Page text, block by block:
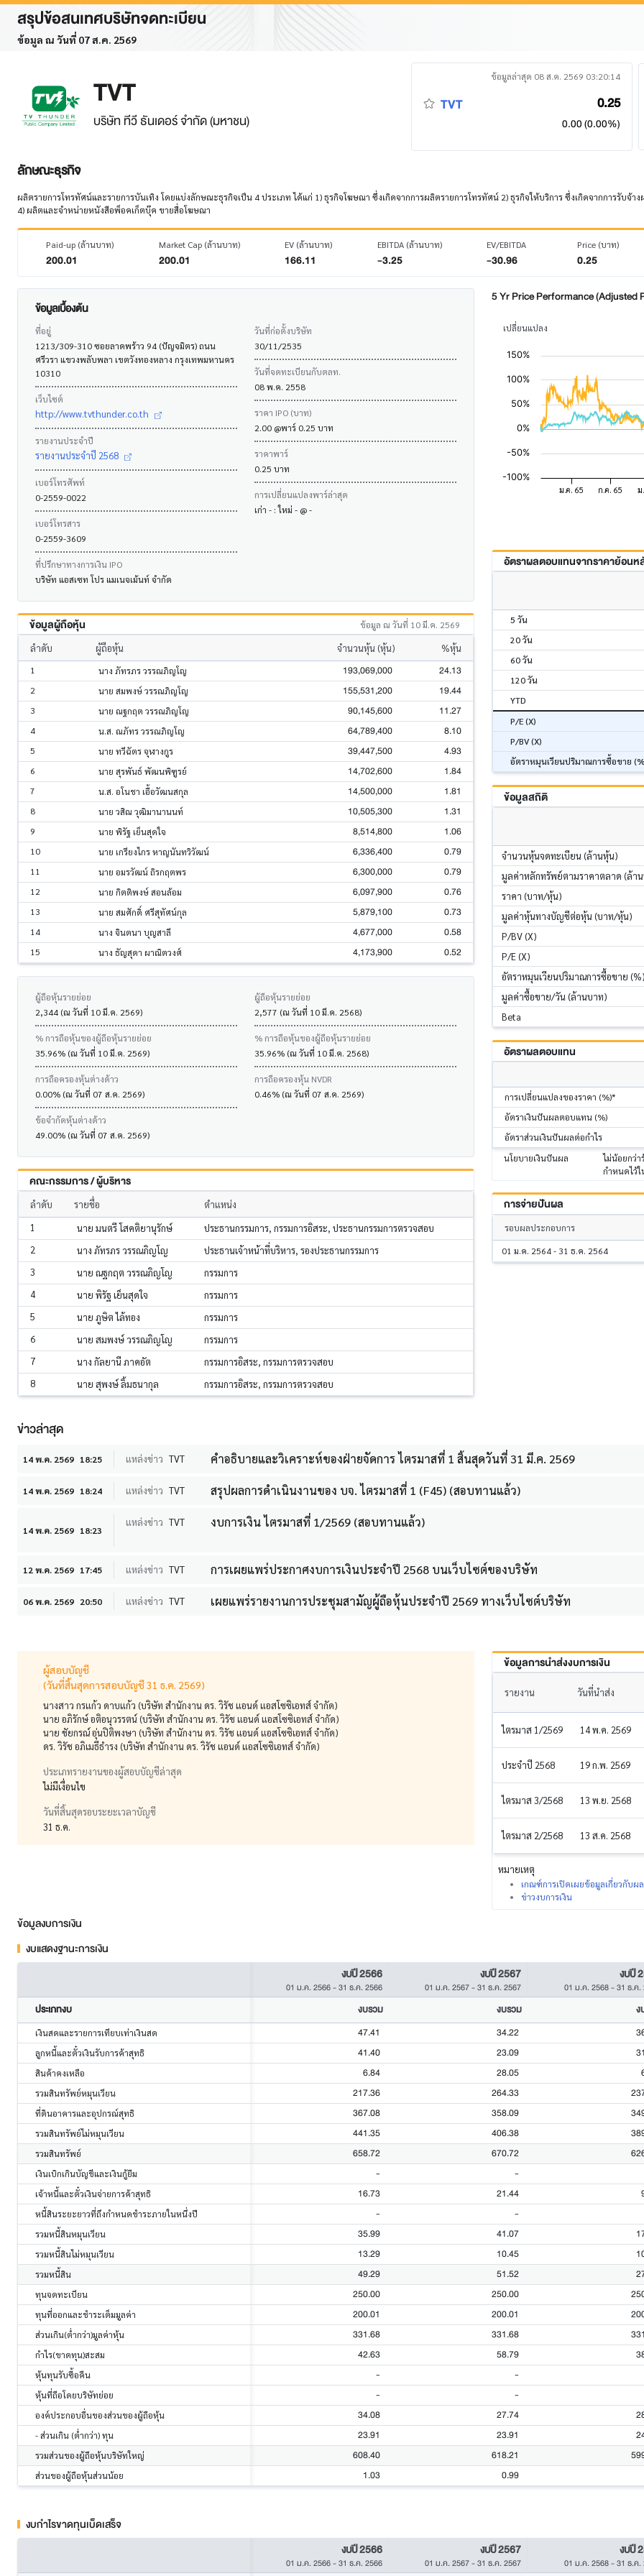
สรุปข้อสนเทศบริษัทจดทะเบียน
ข้อมูล ณ วันที่ 07 ส.ค. 2569
TVT
บริษัท ทีวี ธันเดอร์ จำกัด (มหาชน)
ข้อมูลล่าสุด 08 ส.ค. 2569 03:20:14
TVT 0.25
0.00 (0.00%)
ลักษณะธุรกิจ
ผลิตรายการโทรทัศน์และรายการบันเทิง โดยแบ่งลักษณะธุรกิจเป็น 4 ประเภท ได้แก่ 1) ธุรกิจโฆษณา ซึ่งเกิดจากการผลิตรายการโทรทัศน์ 2) ธุรกิจให้บริการ ซึ่งเกิดจากการรับจ้
4) ผลิตและจำหน่ายหนังสือพ็อคเก็ตบุ๊ค ขายสื่อโฆษณา
Paid-up (ล้านบาท)
200.01
Market Cap (ล้านบาท)
200.01
EV (ล้านบาท)
166.11
EBITDA (ล้านบาท)
-3.25
EV/EBITDA
-30.96
Price (บาท)
0.25
ข้อมูลเบื้องต้น
ที่อยู่
1213/309-310 ซอยลาดพร้าว 94 (ปัญจมิตร) ถนน
ศรีวรา แขวงพลับพลา เขตวังทองหลาง กรุงเทพมหานคร
10310
เว็บไซต์
http://www.tvthunder.co.th
รายงานประจำปี
รายงานประจำปี 2568
เบอร์โทรศัพท์
0-2559-0022
เบอร์โทรสาร
0-2559-3609
ที่ปรึกษาทางการเงิน IPO
บริษัท แอสเซท โปร แมเนจเม้นท์ จำกัด
วันที่ก่อตั้งบริษัท
30/11/2535
วันที่จดทะเบียนกับตลท.
08 พ.ค. 2558
ราคา IPO (บาท)
2.00 @พาร์ 0.25 บาท
ราคาพาร์
0.25 บาท
การเปลี่ยนแปลงพาร์ล่าสุด
เก่า - : ใหม่ - @ -
ข้อมูลผู้ถือหุ้น ข้อมูล ณ วันที่ 10 มี.ค. 2569
ลำดับ ผู้ถือหุ้น จำนวนหุ้น (หุ้น) %หุ้น
1 นาง ภัทรภร วรรณภิญโญ 193,069,000 24.13
2 นาย สมพงษ์ วรรณภิญโญ 155,531,200 19.44
3 นาย ณฐกฤต วรรณภิญโญ 90,145,600 11.27
4 น.ส. ณภัทร วรรณภิญโญ 64,789,400 8.10
5 นาย ทวีฉัตร จุฬางกูร 39,447,500 4.93
6 นาย สุรพันธ์ พัฒนพิฑูรย์ 14,702,600 1.84
7 น.ส. อโนชา เอื้อวัฒนสกุล 14,500,000 1.81
8 นาย วสิณ วุฒิมานานนท์ 10,505,300 1.31
9 นาย พิรัฐ เย็นสุดใจ 8,514,800 1.06
10 นาย เกรียงไกร หาญนันทวิวัฒน์ 6,336,400 0.79
11 นาย อมรวัฒน์ ถิรกฤตพร 6,300,000 0.79
12 นาย กิตติพงษ์ สอนล้อม 6,097,900 0.76
13 นาย สมศักดิ์ ศรีสุทัศน์กุล 5,879,100 0.73
14 นาง จินตนา บุญสาลี 4,677,000 0.58
15 นาง ธัญสุดา ผาณิตวงศ์ 4,173,900 0.52
ผู้ถือหุ้นรายย่อย
2,344 (ณ วันที่ 10 มี.ค. 2569)
% การถือหุ้นของผู้ถือหุ้นรายย่อย
35.96% (ณ วันที่ 10 มี.ค. 2569)
การถือครองหุ้นต่างด้าว
0.00% (ณ วันที่ 07 ส.ค. 2569)
ข้อจำกัดหุ้นต่างด้าว
49.00% (ณ วันที่ 07 ส.ค. 2569)
ผู้ถือหุ้นรายย่อย
2,577 (ณ วันที่ 10 มี.ค. 2568)
% การถือหุ้นของผู้ถือหุ้นรายย่อย
35.96% (ณ วันที่ 10 มี.ค. 2568)
การถือครองหุ้น NVDR
0.46% (ณ วันที่ 07 ส.ค. 2569)
คณะกรรมการ / ผู้บริหาร
ลำดับ รายชื่อ
ตำแหน่ง
1
นาย มนตรี โสคติยานุรักษ์
ประธานกรรมการ, กรรมการอิสระ, ประธานกรรมการตรวจสอบ
2
นาง ภัทรภร วรรณภิญโญ
ประธานเจ้าหน้าที่บริหาร, รองประธานกรรมการ
3
นาย ณฐกฤต วรรณภิญโญ
กรรมการ
4
นาย พิรัฐ เย็นสุดใจ
กรรมการ
5
นาย ภูษิต ไล้ทอง
กรรมการ
6
นาย สมพงษ์ วรรณภิญโญ
กรรมการ
7
นาง กัลยานี ภาคอัต
กรรมการอิสระ, กรรมการตรวจสอบ
8
นาย สุพงษ์ ลิ้มธนากุล กรรมการอิสระ, กรรมการตรวจสอบ
5 Yr Price Performance (Adjusted
เปลี่ยนแปลง
อัตราผลตอบแทนจากราคาย้อนห
5 วัน
20 วัน
60 วัน
120 วัน
YTD
P/E (X)
P/BV (X)
อัตราหมุนเวียนปริมาณการซื้อขาย
ข้อมูลสถิติ
จำนวนหุ้นจดทะเบียน (ล้านหุ้น)
มูลค่าหลักทรัพย์ตามราคาตลาด (ล้า
ราคา (บาท/หุ้น)
มูลค่าหุ้นทางบัญชีต่อหุ้น (บาท/หุ้น)
P/BV (X)
P/E (X)
อัตราหมุนเวียนปริมาณการซื้อขาย (%)
มูลค่าซื้อขาย/วัน (ล้านบาท)
Beta
อัตราผลตอบแทน
การเปลี่ยนแปลงของราคา (%)*
อัตราเงินปันผลตอบแทน (%)
อัตราส่วนเงินปันผลต่อกำไร
นโยบายเงินปันผล
ไม่น้อยกว่
กำหนดไว้
การจ่ายปันผล
รอบผลประกอบการ
01 ม.ค. 2564 - 31 ธ.ค. 2564
ข่าวล่าสุด
14 พ.ค. 2569 18:25 แหล่งข่าว TVT คำอธิบายและวิเคราะห์ของฝ่ายจัดการ ไตรมาสที่ 1 สิ้นสุดวันที่ 31 มี.ค. 2569
14 พ.ค. 2569 18:24 แหล่งข่าว TVT สรุปผลการดำเนินงานของ บจ. ไตรมาสที่ 1 (F45) (สอบทานแล้ว)
14 พ.ค. 2569 18:23
แหล่งข่าว TVT งบการเงิน ไตรมาสที่ 1/2569 (สอบทานแล้ว)
12 พ.ค. 2569 17:45 แหล่งข่าว TVT การเผยแพร่ประกาศงบการเงินประจำปี 2568 บนเว็บไซต์ของบริษัท
06 พ.ค. 2569 20:50 แหล่งข่าว TVT เผยแพร่รายงานการประชุมสามัญผู้ถือหุ้นประจำปี 2569 ทางเว็บไซต์บริษัท
ผู้สอบบัญชี
(วันที่สิ้นสุดการสอบบัญชี 31 ธ.ค. 2569)
นางสาว กรแก้ว ดาบแก้ว (บริษัท สำนักงาน ดร. วิรัช แอนด์ แอสโซซิเอทส์ จำกัด)
นาย อภิรักษ์ อติอนุวรรตน์ (บริษัท สำนักงาน ดร. วิรัช แอนด์ แอสโซซิเอทส์ จำกัด)
นาย ชัยกรณ์ อุ่นปิติพงษา (บริษัท สำนักงาน ดร. วิรัช แอนด์ แอสโซซิเอทส์ จำกัด)
ดร. วิรัช อภิเมธีธำรง (บริษัท สำนักงาน ดร. วิรัช แอนด์ แอสโซซิเอทส์ จำกัด)
ประเภทรายงานของผู้สอบบัญชีล่าสุด
ไม่มีเงื่อนไข
วันที่สิ้นสุดรอบระยะเวลาบัญชี
31 ธ.ค.
ข้อมูลการนำส่งงบการเงิน
รายงาน วันที่นำส่ง
ไตรมาส 1/2569 14 พ.ค. 2569
ประจำปี 2568 19 ก.พ. 2569
ไตรมาส 3/2568 13 พ.ย. 2568
ไตรมาส 2/2568 13 ส.ค. 2568
หมายเหตุ
เกณฑ์การเปิดเผยข้อมูลเกี่ยวกับผ
ข่าวงบการเงิน
ข้อมูลงบการเงิน
งบแสดงฐานะการเงิน
งบปี 2566
01 ม.ค. 2566-31 ธ.ค. 2566
งบปี 2567
01 ม.ค. 2567-31 ธ.ค. 2567
งบปี
01 ม.ค. 2568-31 ธ.ค.
ประเภทงบ งบรวม งบรวม ง
เงินสดและรายการเทียบเท่าเงินสด 47.41 34.22
ลูกหนี้และตั๋วเงินรับการค้าสุทธิ 41.40 23.09
สินค้าคงเหลือ 6.84 28.05
รวมสินทรัพย์หมุนเวียน 217.36 264.33
ที่ดินอาคารและอุปกรณ์สุทธิ 367.08 358.09
รวมสินทรัพย์ไม่หมุนเวียน 441.35 406.38
รวมสินทรัพย์ 658.72 670.72
เงินเบิกเกินบัญชีและเงินกู้ยืม - -
เจ้าหนี้และตั๋วเงินจ่ายการค้าสุทธิ 16.73 21.44
หนี้สินระยะยาวที่ถึงกำหนดชำระภายในหนึ่งปี - -
รวมหนี้สินหมุนเวียน 35.99 41.07
รวมหนี้สินไม่หมุนเวียน 13.29 10.45
รวมหนี้สิน 49.29 51.52
ทุนจดทะเบียน 250.00 250.00
ทุนที่ออกและชำระเต็มมูลค่า 200.01 200.01
ส่วนเกิน(ต่ำกว่า)มูลค่าหุ้น 331.68 331.68
กำไร(ขาดทุน)สะสม 42.63 58.79
หุ้นทุนรับซื้อคืน - -
หุ้นที่ถือโดยบริษัทย่อย - -
องค์ประกอบอื่นของส่วนของผู้ถือหุ้น 34.08 27.74
- ส่วนเกิน (ต่ำกว่า) ทุน 23.91 23.91
รวมส่วนของผู้ถือหุ้นบริษัทใหญ่ 608.40 618.21
ส่วนของผู้ถือหุ้นส่วนน้อย 1.03 0.99
งบกำไรขาดทุนเบ็ดเสร็จ
งบปี 2566
01 ม.ค. 2566-31 ธ.ค. 2566
งบปี 2567
01 ม.ค. 2567-31 ธ.ค. 2567
งบปี
01 ม.ค. 2568-31 ธ.ค.